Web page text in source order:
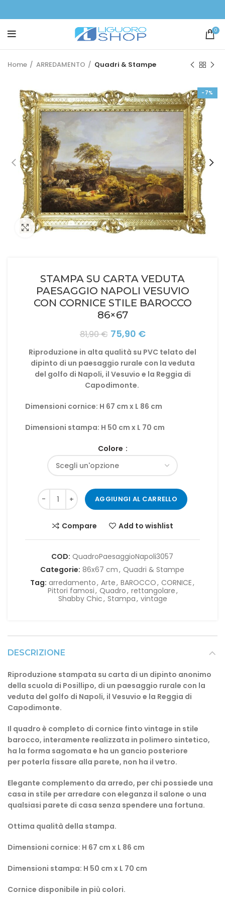
0
Home ARREDAMENTO Quadri & Stampe
-7%
Click to enlarge
STAMPA SU CARTA VEDUTA
PAESAGGIO NAPOLI VESUVIO
CON CORNICE STILE BAROCCO
86×67
81,90€ Il
originale
era:
81,90 €.
75,90 €Il
attuale
è:
75,90 €.
Riproduzione in alta qualità su PVC telato del
dipinto di un paesaggio rurale con la veduta
del golfo di Napoli, il Vesuvio e la Reggia di
Capodimonte.
Dimensioni cornice: H 67 cm x L 86 cm
Dimensioni stampa: H 50 cm x L 70 cm
Colore
AGGIUNGI AL CARRELLO
Compare Add to wishlist
COD: QuadroPaesaggioNapoli3057
Categorie: 86x67 cm, Quadri & Stampe
Tag: arredamento, Arte, BAROCCO, CORNICE,
Pittori famosi, Quadro, rettangolare,
Shabby Chic, Stampa, vintage
DESCRIZIONE
Riproduzione stampata su carta di un dipinto anonimo
della scuola di Posillipo, di un paesaggio rurale con la
veduta del golfo di Napoli, il Vesuvio e la Reggia di
Capodimonte.
Il quadro è completo di cornice finto vintage in stile
barocco, interamente realizzata in polimero sintetico,
ha la forma sagomata e ha un gancio posteriore
per poterla fissare alla parete, non ha il vetro.
Elegante complemento da arredo, per chi possiede una
casa in stile per arredare con eleganza il salone o una
qualsiasi parete di casa senza spendere una fortuna.
Ottima qualità della stampa.
Dimensioni cornice: H 67 cm x L 86 cm
Dimensioni stampa: H 50 cm x L 70 cm
Cornice disponibile in più colori.